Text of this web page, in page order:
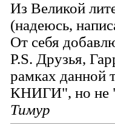
Из Великой
(надеюсь,
От себя
P.S. Друзья,
рамках
КНИГИ", но
Тимур